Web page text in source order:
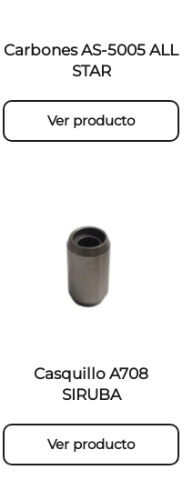
Carbones AS-5005 ALL
STAR
Ver producto
Casquillo A708
SIRUBA
Ver producto